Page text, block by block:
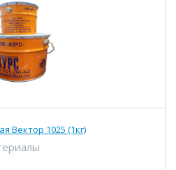
Вектор 1025 (1кг)